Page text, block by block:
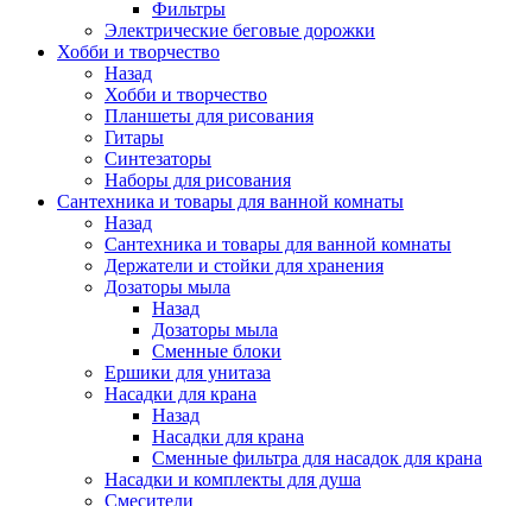
Фильтры
Электрические беговые дорожки
Хобби и творчество
Назад
Хобби и творчество
Планшеты для рисования
Гитары
Синтезаторы
Наборы для рисования
Сантехника и товары для ванной комнаты
Назад
Сантехника и товары для ванной комнаты
Держатели и стойки для хранения
Дозаторы мыла
Назад
Дозаторы мыла
Сменные блоки
Ершики для унитаза
Насадки для крана
Назад
Насадки для крана
Сменные фильтра для насадок для крана
Насадки и комплекты для душа
Смесители